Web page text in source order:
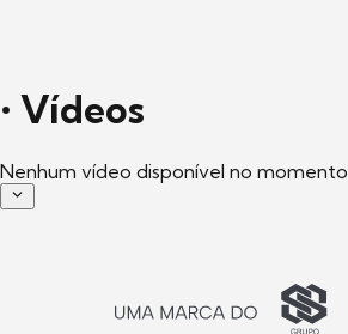
• Vídeos
Nenhum vídeo disponível no momento.